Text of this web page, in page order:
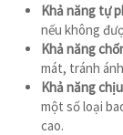
Khả năng tự
nếu không
Khả năng
mát, tránh
Khả năng
một số loại
cao.